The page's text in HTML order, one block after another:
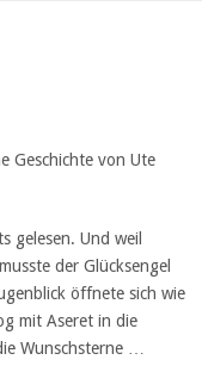
Geschichte von Ute
gelesen. Und weil
der Glücksengel
öffnete sich wie
mit Aseret in die
Wunschsterne …